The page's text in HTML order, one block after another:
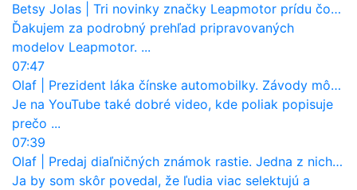
Betsy Jolas
Tri novinky značky Leapmotor prídu čoskoro aj na Slovensko
Ďakujem za podrobný prehľad pripravovaných
modelov Leapmotor. ...
07:47
Olaf
Prezident láka čínske automobilky. Závody môžu prevziať po európskej značke
Je na YouTube také dobré video, kde poliak popisuje
prečo ...
07:39
Olaf
Predaj diaľničných známok rastie. Jedna z nich zaznamenala nečakane výrazný nárast
Ja by som skôr povedal, že ľudia viac selektujú a